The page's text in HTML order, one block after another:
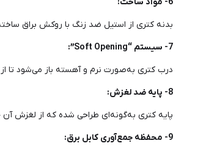
بدنه کتری از استیل ضد زنگ با روکش براق
7- سیستم “Soft Opening”:
درب کتری به‌صورت نرم و آهسته باز می‌شود تا
8- پایه ضد لغزش:
پایه کتری به‌گونه‌ای طراحی شده که از لغزش
9- محفظه جمع‌آوری کابل برق: